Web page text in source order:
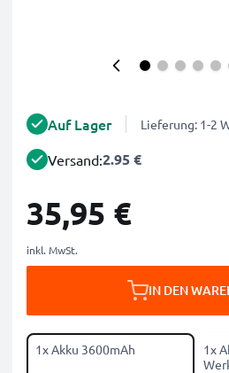
Auf Lager Lieferung: 1-2
Versand:2.95 €
35,95 €
inkl. MwSt.
IN DEN
1x Akku 3600mAh
1x